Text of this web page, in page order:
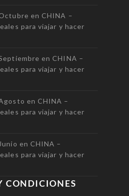
en CHINA –
para viajar y hacer
en CHINA –
para viajar y hacer
en CHINA –
para viajar y hacer
en CHINA –
para viajar y hacer
CONDICIONES